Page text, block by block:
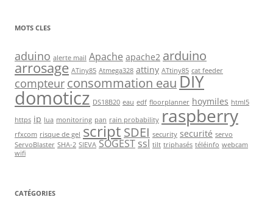
MOTS CLES
aduino alerte mail Apache apache2 arduino
arrosage ATiny85 Atmega328 attiny ATtiny85 cat feeder
compteur consommation eauDIY
domoticz DS18B20 eau edf floorplanner hoymiles html5
https ip lua monitoring pan rain probability raspberry
rfxcom risque de gel script SDEI security securité servo
ServoBlaster SHA-2 SIEVA SOGEST ssl tilt triphasés téléinfo webcam
wifi
CATÉGORIES